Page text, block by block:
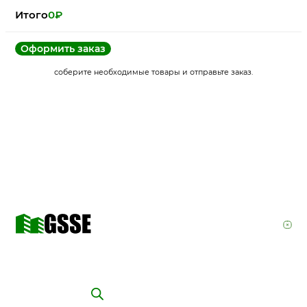
Итого0₽
Оформить заказ
соберите необходимые товары и отправьте заказ.